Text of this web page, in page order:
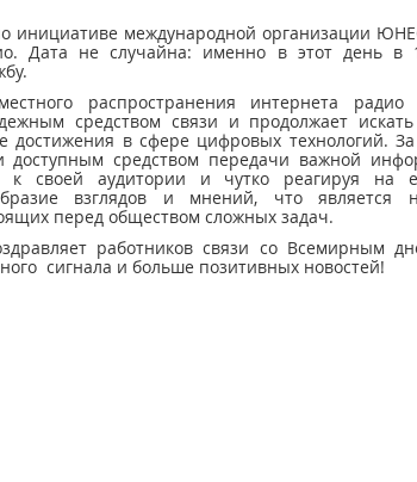
инициативе международной организации
Дата не случайна: именно в этот день в
распространения интернета радио
средством связи и продолжает
достижения в сфере цифровых технологий.
средством передачи важной
к своей аудитории и чутко реагируя на
взглядов и мнений, что является
перед обществом сложных задач.
работников связи со Всемирным
сигнала и больше позитивных новостей!